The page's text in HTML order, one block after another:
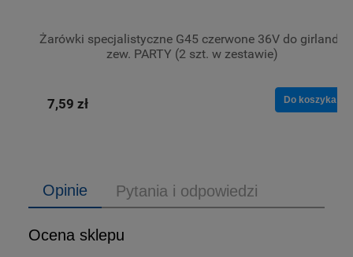
Żarówki specjalistyczne G45 czerwone 36V do girlandy
zew. PARTY (2 szt. w zestawie)
7,59 zł Do koszyka
Opinie Pytania i odpowiedzi
Ocena sklepu